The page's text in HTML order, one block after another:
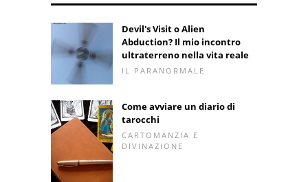
Devil's Visit o Alien
Abduction? Il mio incontro
ultraterreno nella vita reale
IL PARANORMALE
Come avviare un diario di
tarocchi
CARTOMANZIA E
DIVINAZIONE